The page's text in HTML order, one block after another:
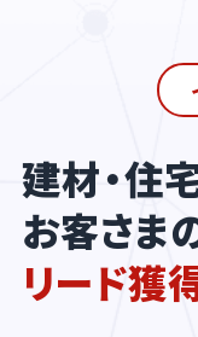
建材・住
お客さま
リード獲